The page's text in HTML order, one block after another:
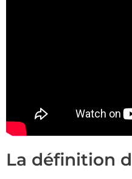
La définition